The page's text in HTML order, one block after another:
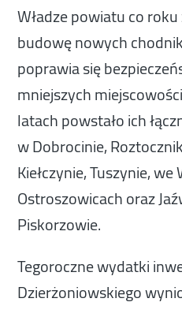
Władze powiatu co
budowę nowych
poprawia się
mniejszych
latach powstało ich
w Dobrocinie,
Kiełczynie, Tuszynie,
Ostroszowicach oraz
Piskorzowie.
Tegoroczne wydatki
Dzierżoniowskiego